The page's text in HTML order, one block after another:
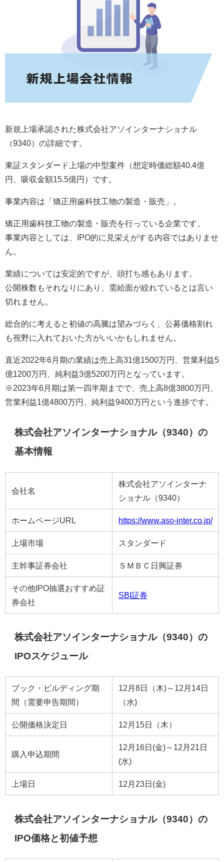
新規上場承認された株式会社アソインターナショナル
（9340）の詳細です。
東証スタンダード上場の中型案件（想定時価総額40.4億
円、吸収金額15.5億円）です。
事業内容は「矯正用歯科技工物の製造・販売」。
矯正用歯科技工物の製造・販売を行っている企業です。
事業内容としては、IPO的に見栄えがする内容ではありませ
ん。
業績については安定的ですが、頭打ち感もあります。
公開株数もそれなりにあり、需給面が絞れているとは言い
切れません。
総合的に考えると初値の高騰は望みづらく、公募価格割れ
も視野に入れておいた方がいいかもしれません。
直近2022年6月期の業績は売上高31億1500万円、営業利益5
億1200万円、純利益3億5200万円となっています。
※2023年6月期は第一四半期までで、売上高8億3800万円、
営業利益1億4800万円、純利益9400万円という進捗です。
株式会社アソインターナショナル（9340）の
基本情報
会社名
株式会社アソインターナ
ショナル（9340）
ホームページURL https://www.aso-inter.co.jp/
上場市場 スタンダード
主幹事証券会社 ＳＭＢＣ日興証券
その他IPO抽選おすすめ証
券会社
SBI証券
株式会社アソインターナショナル（9340）の
IPOスケジュール
ブック・ビルディング期
間（需要申告期間）
12月8日（木)～12月14日
（水)
公開価格決定日 12月15日（木）
購入申込期間
12月16日(金)～12月21日
(水)
上場日 12月23日(金)
株式会社アソインターナショナル（9340）の
IPO価格と初値予想